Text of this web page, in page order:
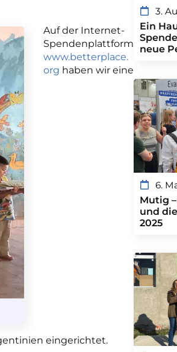
Auf der Internet-
Spendenplattform
www.betterplace.
org haben wir eine
eingerichtet.
3.
Ein
neue
6.
Mutig
und
2025